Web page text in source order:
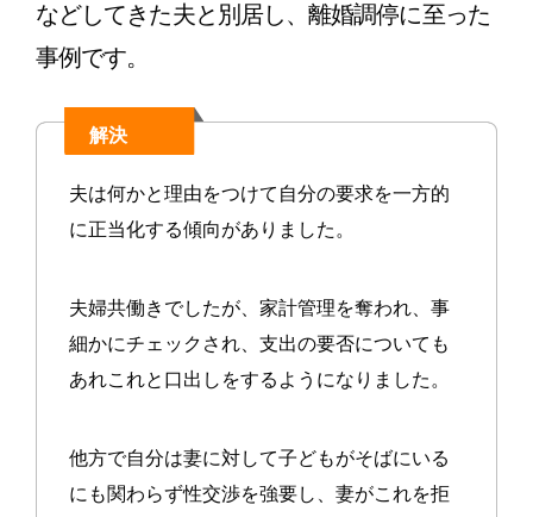
相
などしてきた夫と別居し、離婚調停に至った
事例です。
解決
夫は何かと理由をつけて自分の要求を一方的
に正当化する傾向がありました。
夫婦共働きでしたが、家計管理を奪われ、事
細かにチェックされ、支出の要否についても
あれこれと口出しをするようになりました。
他方で自分は妻に対して子どもがそばにいる
にも関わらず性交渉を強要し、妻がこれを拒